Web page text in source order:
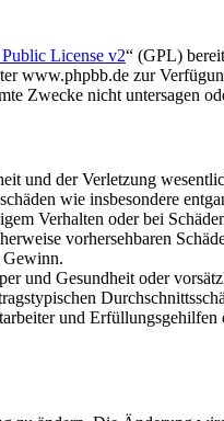
License v2“ (GPL)
www.phpbb.de zur
Zwecke nicht untersagen
und der Verletzung
wie insbesondere
Verhalten oder bei
vorhersehbaren
Gewinn.
und Gesundheit oder
und Erfüllungsgehilfen